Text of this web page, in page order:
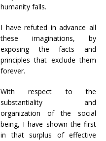
humanity falls.
I have refuted in advance all
these imaginations, by
exposing the facts and
principles that exclude them
forever.
With respect to the
substantiality and
organization of the social
being, I have shown the first
in that surplus of effective